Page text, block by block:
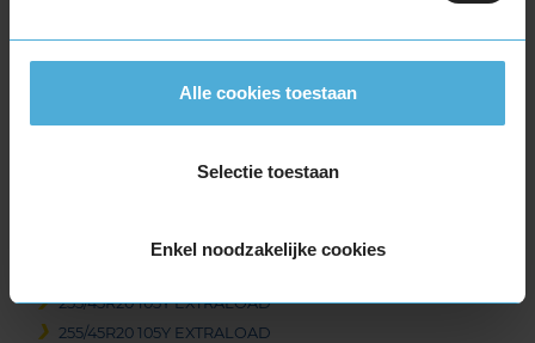
Alle cookies toestaan
Selectie toestaan
Enkel noodzakelijke cookies
20-inch banden
235/50R20 104Y EXTRALOAD
245/45R20 103Y EXTRALOAD
255/40R20 101Y EXTRALOAD
255/45R20 105Y EXTRALOAD
255/45R20 105Y EXTRALOAD